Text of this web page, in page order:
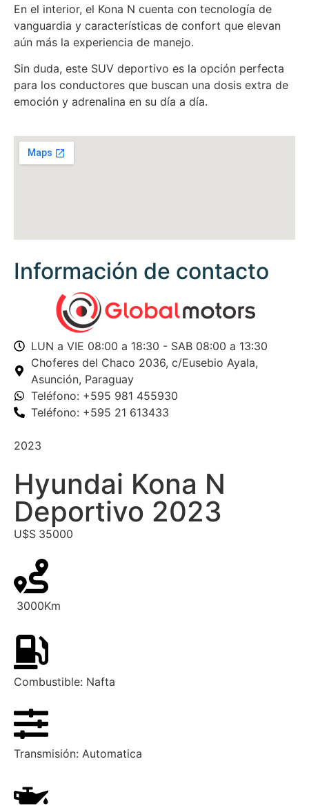
En el interior, el Kona N cuenta con tecnología de
vanguardia y características de confort que elevan
aún más la experiencia de manejo.
Sin duda, este SUV deportivo es la opción perfecta
para los conductores que buscan una dosis extra de
emoción y adrenalina en su día a día.
Información de contacto
LUN a VIE 08:00 a 18:30 - SAB 08:00 a 13:30
Choferes del Chaco 2036, c/Eusebio Ayala,
Asunción, Paraguay
Teléfono: +595 981 455930
Teléfono: +595 21 613433
2023
Hyundai Kona N
Deportivo 2023
U$S 35000
3000Km
Combustible: Nafta
Transmisión: Automatica